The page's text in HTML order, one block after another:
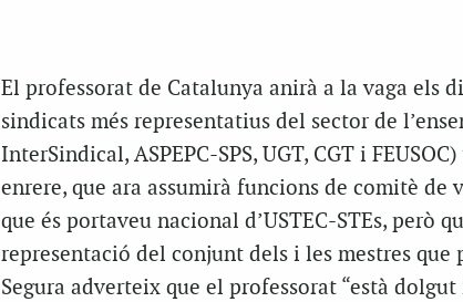
El professorat de Catalunya anirà a la vaga els
sindicats més representatius del sector de
InterSindical, ASPEPC-SPS, UGT, CGT i
enrere, que ara assumirà funcions de comitè de
que és portaveu nacional d’USTEC-STEs, però
representació del conjunt dels i les mestres
Segura adverteix que el professorat “està